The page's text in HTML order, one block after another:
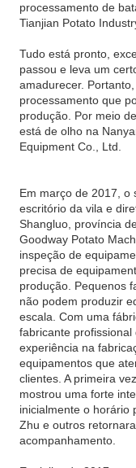
processamento de
Tianjian Potato
Tudo está pronto,
passou e leva um
amadurecer.
processamento que
produção. Por meio
está de olho na
Equipment Co., Ltd.
Em março de 2017, o
escritório da vila e
Shangluo, província
Goodway Potato
inspeção de
precisa de
produção. Pequenos
não podem produzir
escala. Com uma
fabricante
experiência na
equipamentos que
clientes. A primeira
mostrou uma forte
inicialmente o horário
Zhu e outros
acompanhamento.